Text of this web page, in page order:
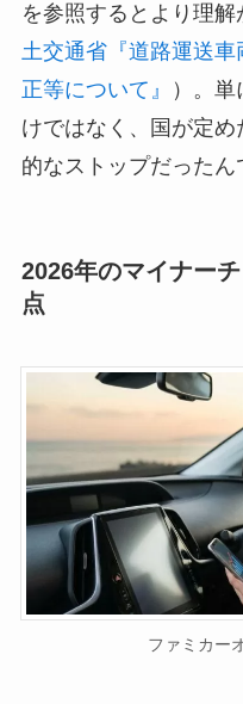
を参照するとより理解
土交通省『道路運送
正等について』
）。
けではなく、国が定
的なストップだったん
2026年のマイナー
点
ファミカー